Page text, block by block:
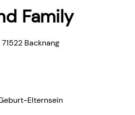
Family
71522 Backnang
Elternsein